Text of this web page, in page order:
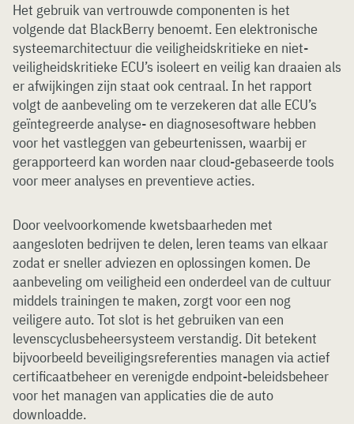
Het gebruik van vertrouwde componenten is het
volgende dat BlackBerry benoemt. Een elektronische
systeemarchitectuur die veiligheidskritieke en niet-
veiligheidskritieke ECU’s isoleert en veilig kan draaien als
er afwijkingen zijn staat ook centraal. In het rapport
volgt de aanbeveling om te verzekeren dat alle ECU’s
geïntegreerde analyse- en diagnosesoftware hebben
voor het vastleggen van gebeurtenissen, waarbij er
gerapporteerd kan worden naar cloud-gebaseerde tools
voor meer analyses en preventieve acties.
Door veelvoorkomende kwetsbaarheden met
aangesloten bedrijven te delen, leren teams van elkaar
zodat er sneller adviezen en oplossingen komen. De
aanbeveling om veiligheid een onderdeel van de cultuur
middels trainingen te maken, zorgt voor een nog
veiligere auto. Tot slot is het gebruiken van een
levenscyclusbeheersysteem verstandig. Dit betekent
bijvoorbeeld beveiligingsreferenties managen via actief
certificaatbeheer en verenigde endpoint-beleidsbeheer
voor het managen van applicaties die de auto
downloadde.